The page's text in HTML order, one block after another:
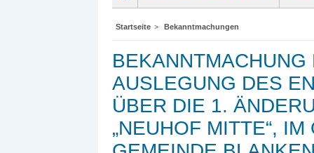
Startseite > Bekanntmachungen
AUSLEGUNG DES
ÜBER DIE 1.
„NEUHOF MITTE“,